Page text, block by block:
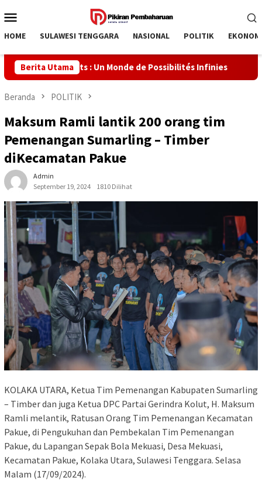
ke
Mobile
HOME SULAWESI TENGGARA NASIONAL POLITIK
Berita Utama
HugoBets : Un Monde de Possibilités Infinies
Beranda POLITIK
Maksum Ramli lantik 200 orang tim
Pemenangan Sumarling – Timber
diKecamatan Pakue
Admin
September 19, 2024
1810 Dilihat
KOLAKA UTARA, Ketua Tim Pemenangan Kabupaten Sumarling
– Timber dan juga Ketua DPC Partai Gerindra Kolut, H. Maksum
Ramli melantik, Ratusan Orang Tim Pemenangan Kecamatan
Pakue, di Pengukuhan dan Pembekalan Tim Pemenangan
Pakue, du Lapangan Sepak Bola Mekuasi, Desa Mekuasi,
Kecamatan Pakue, Kolaka Utara, Sulawesi Tenggara. Selasa
Malam (17/09/2024).